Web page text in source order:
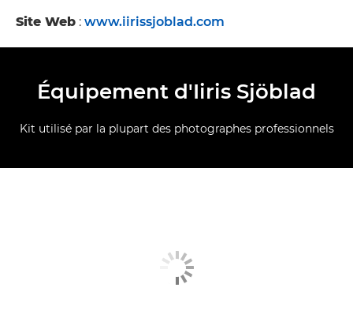
Site Web : www.iirissjoblad.com
Équipement d'Iiris Sjöblad
Kit utilisé par la plupart des photographes professionnels